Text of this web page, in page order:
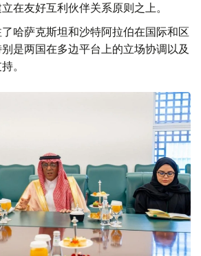
在友好互利伙伴关系原则之上。
哈萨克斯坦和沙特阿拉伯在国际和区
是两国在多边平台上的立场协调以及
。